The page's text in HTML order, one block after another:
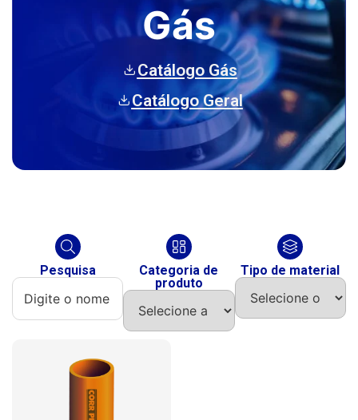
Gás
Catálogo Gás
Catálogo Geral
Pesquisa
Categoria de
produto
Tipo de material